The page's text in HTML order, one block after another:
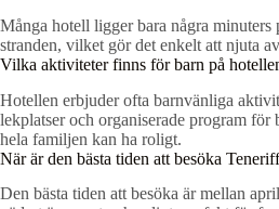
Många hotell ligger bara några minuters
stranden, vilket gör det enkelt att njuta
Vilka aktiviteter finns för barn på
Hotellen erbjuder ofta barnvänliga
lekplatser och organiserade program för
hela familjen kan ha roligt.
När är den bästa tiden att besöka
Den bästa tiden att besöka är mellan